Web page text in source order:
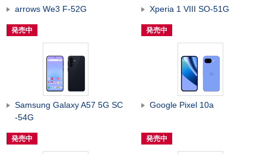
arrows We3 F-52G
発売中
Xperia 1 VIII SO-51G
発売中
Samsung Galaxy A57 5G SC
-54G
発売中
Google Pixel 10a
発売中